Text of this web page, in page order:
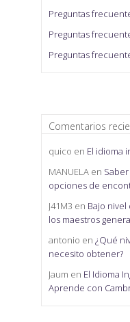
Preguntas
Preguntas
Preguntas
Comentarios
quico en El idioma
MANUELA en
opciones de
J41M3 en Bajo
los maestros
antonio en ¿Qué
necesito obtener?
Jaum en El Idioma
Aprende con